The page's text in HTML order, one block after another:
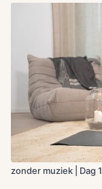
zonder muziek | Dag